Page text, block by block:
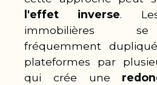
l'effet inverse.
immobilières
fréquemment
plateformes par
qui crée une